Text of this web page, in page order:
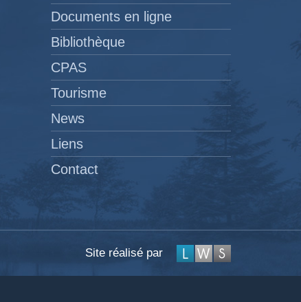
Documents en ligne
Bibliothèque
CPAS
Tourisme
News
Liens
Contact
Site réalisé par